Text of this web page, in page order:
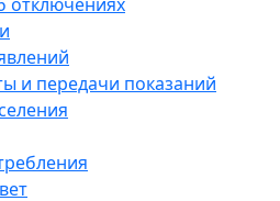
и передачи показаний